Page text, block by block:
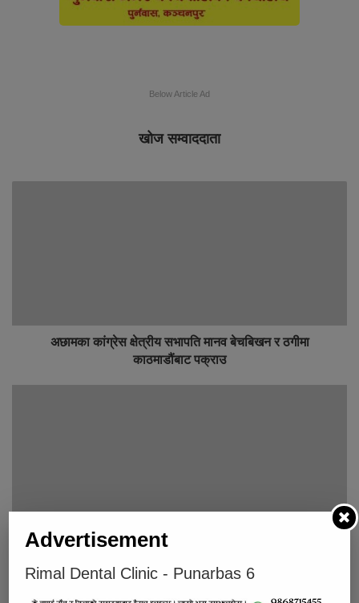
Below Article Ad
खोज सम्वाददाता
अछामका कांग्रेस क्षेत्रीय सभापति मानव बेचबिखन र ठगीमा
काठमाडौंबाट पक्राउ
नुवाकोटमा मोटरसाइकल जोगाउन खोज्दा बस दुर्घटना, एक जनाको मृत्यु
Advertisement
Rimal Dental Clinic - Punarbas 6